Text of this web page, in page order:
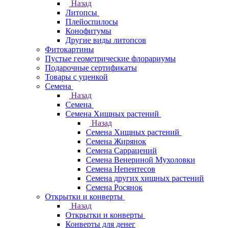
Назад
Литопсы
Плейоспилосы
Конофитумы
Другие виды литопсов
Фитокартины
Пустые геометрические флорариумы
Подарочные сертификаты
Товары с уценкой
Семена
Назад
Семена
Семена Хищных растений
Назад
Семена Хищных растений
Семена Жирянок
Семена Саррацений
Семена Венериной Мухоловки
Семена Непентесов
Семена других хищных растений
Семена Росянок
Открытки и конверты
Назад
Открытки и конверты
Конверты для денег